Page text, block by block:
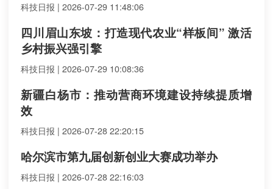
科技日报 | 2026-07-29 11:48:06
四川眉山东坡：打造现代农业“样板间” 激活
乡村振兴强引擎
科技日报 | 2026-07-29 10:08:36
新疆白杨市：推动营商环境建设持续提质增
效
科技日报 | 2026-07-28 22:20:15
哈尔滨市第九届创新创业大赛成功举办
科技日报 | 2026-07-28 22:16:03